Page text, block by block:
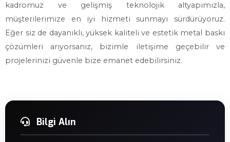
kadromuz ve gelişmiş teknolojik altyapımızla,
müşterilerimize en iyi hizmeti sunmayı sürdürüyoruz.
Eğer siz de dayanıklı, yüksek kaliteli ve estetik metal baskı
çözümleri arıyorsanız, bizimle iletişime geçebilir ve
projelerinizi güvenle bize emanet edebilirsiniz.
Bilgi Alın